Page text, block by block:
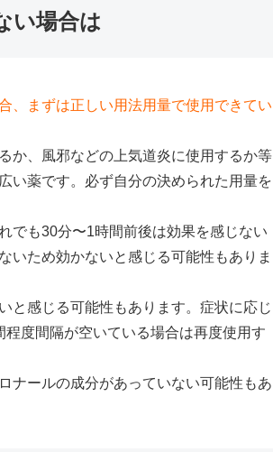
い場合は
、まずは正しい用法用量で使用できてい
か、風邪などの上気道炎に使用するか等
い薬です。必ず自分の決められた用量を
でも30分〜1時間前後は効果を感じない
いため効かないと感じる可能性もありま
と感じる可能性もあります。症状に応じ
度間隔が空いている場合は再度使用す
ナールの成分があっていない可能性もあ